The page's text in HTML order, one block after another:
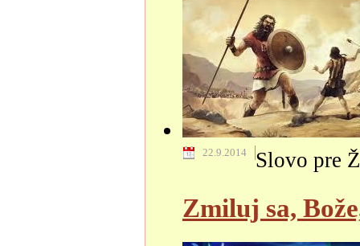
Slovo pre
22.9.2014
Zmiluj sa,